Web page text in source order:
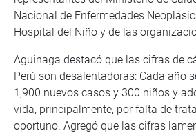
Nacional de Enfermedades
Hospital del Niño y de las
Aguinaga destacó que las cifras de
Perú son desalentadoras: Cada año
1,900 nuevos casos y 300 niños y
vida, principalmente, por falta de
oportuno. Agregó que las cifras